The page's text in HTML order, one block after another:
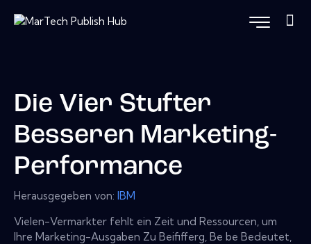
Die Vier Stufter
Besseren Marketing-
Performance
Herausgegeben von: IBM
Vielen-Vermarkter fehlt ein Zeit und Ressourcen, um
Ihre Marketing-Ausgaben Zu Beififferg, Be be Bedeutet,